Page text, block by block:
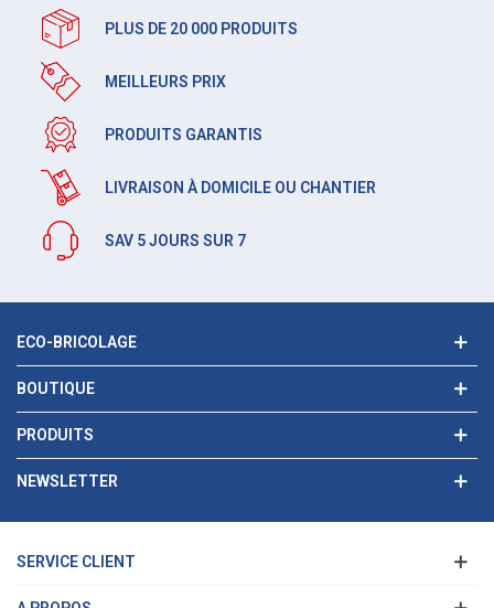
PLUS DE 20 000 PRODUITS
MEILLEURS PRIX
PRODUITS GARANTIS
LIVRAISON À DOMICILE OU CHANTIER
SAV 5 JOURS SUR 7
ECO-BRICOLAGE
BOUTIQUE
PRODUITS
NEWSLETTER
SERVICE CLIENT